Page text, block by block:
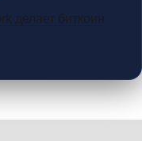
делает биткоин